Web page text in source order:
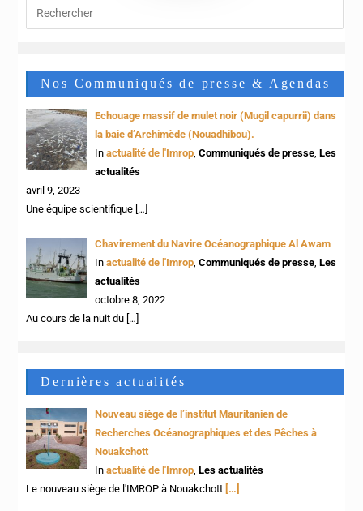
Nos Communiqués de presse & Agendas
Echouage massif de mulet noir (Mugil capurrii) dans
la baie d’Archimède (Nouadhibou).
Inactualité de l'Imrop,Communiqués de presse,Les
actualités
avril 9, 2023
Une équipe scientifique […]
Chavirement du Navire Océanographique Al Awam
Inactualité de l'Imrop ,Communiqués de presse ,Les
actualités
octobre 8, 2022
Au cours de la nuit du […]
Dernières actualités
Nouveau siège de l’institut Mauritanien de
Recherches Océanographiques et des Pêches à
Nouakchott
Inactualité de l'Imrop ,Les actualités
Le nouveau siège de l'IMROP à Nouakchott […]